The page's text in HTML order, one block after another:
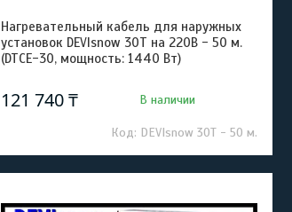
Нагревательный кабель для наружных
установок DEVIsnow 30T на 220В - 50 м.
(DTCE-30, мощность: 1440 Вт)
121 740 ₸ В наличии
DEVIsnow 30T - 50 м.